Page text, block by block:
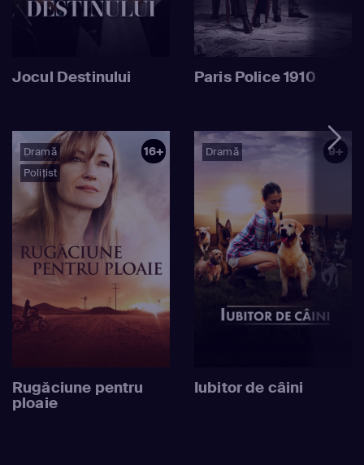
Jocul Destinului Paris Police 1910
Dramă
Polițist
16+
Rugăciune pentru
ploaie
Dramă 9+
Iubitor de câini